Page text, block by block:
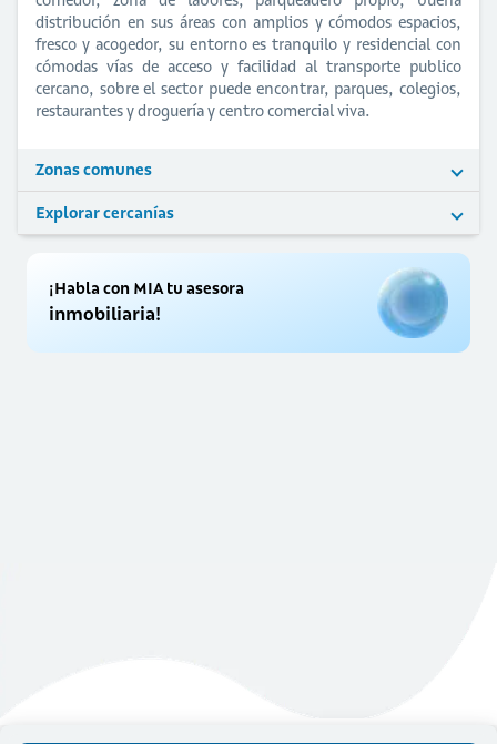
distribución en sus áreas con amplios y cómodos espacios,
fresco y acogedor, su entorno es tranquilo y residencial con
cómodas vías de acceso y facilidad al transporte publico
cercano, sobre el sector puede encontrar, parques, colegios,
restaurantes y droguería y centro comercial viva.
Zonas comunes
Explorar cercanías
¡Habla con MIA tu asesora
inmobiliaria!